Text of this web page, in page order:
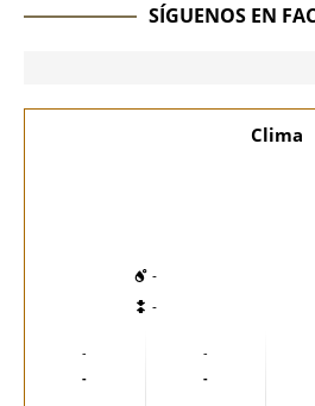
SÍGUENOS EN
Clima
-
-
-
-
-
-